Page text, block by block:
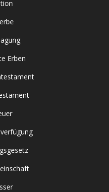
Erben